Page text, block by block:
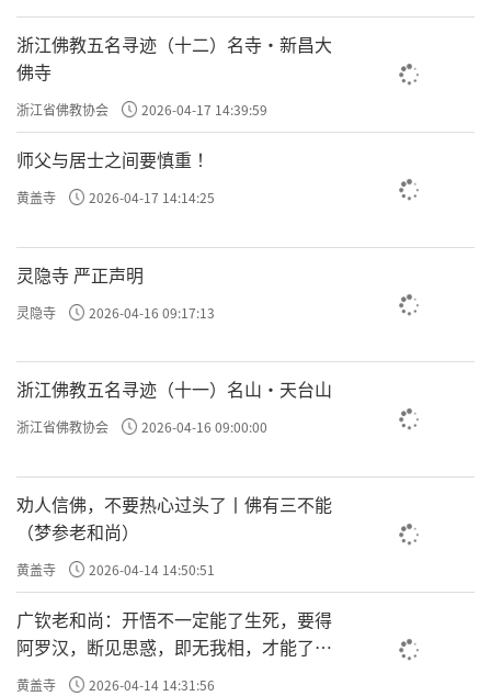
为：“凡起一念，必属一界”，一念心起，必
然属于十法界中的某一个法界。起了嗔恚的一
念，就是地狱道的因；起了贪婪的一念，就是
饿鬼道之因；起了愚痴的一念，就是畜生道之
因。起了我慢贡高的一念，就是阿修罗道之
因；起了十善五戒的一念，就是人道之因；起
法界之外，还有永绝生死流转的四圣法界。起
了与“四圣谛”相应的一念，就是阿罗汉界的
支佛法界的因；起了与六度四摄、自觉觉他相
应的一念，就是菩萨法界的因；起了与慈、
一念就是一个受生之因，超越世间的四圣法界
也从这一念相应而起，可见这一念，就是提升
与堕落、成魔与成佛、此岸与彼岸、轮回与涅
槃的转关！佛教修行用功的关键点，就是要牢
牢抓好这一念。“一回入草去，蓦鼻拽将
回”，“吹毛用了急须磨”！
浙江佛教五名寻迹（十二）名寺·新昌大
佛寺
浙江省佛教协会 2026-04-17 14:39:59
师父与居士之间要慎重 ！
黄盖寺 2026-04-17 14:14:25
灵隐寺 严正声明
灵隐寺 2026-04-16 09:17:13
浙江佛教五名寻迹（十一）名山·天台山
浙江省佛教协会 2026-04-16 09:00:00
劝人信佛，不要热心过头了丨佛有三不能
（梦参老和尚）
黄盖寺 2026-04-14 14:50:51
广钦老和尚：开悟不一定能了生死，要得
阿罗汉，断见思惑，即无我相，才能了生
死
黄盖寺 2026-04-14 14:31:56